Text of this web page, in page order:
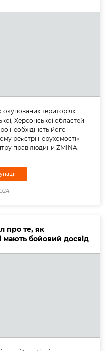
територіях
Херсонської областей
необхідність його
реєстрі нерухомості»
прав людини ZMINA.
про те, як
мають бойовий досвід